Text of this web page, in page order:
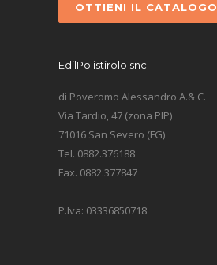
OTTIENI IL CATALOGO
EdilPolistirolo snc
di Poveromo Alessandro A.& C.
Via Tardio, 47 (zona PIP)
71016 San Severo (FG)
Tel. 0882.376188
Fax. 0882.377847
P.Iva: 03336850718